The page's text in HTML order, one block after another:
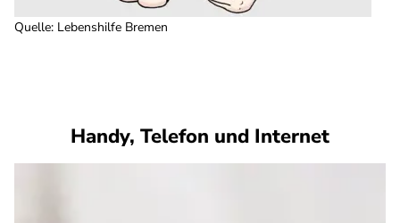
Quelle: Lebenshilfe Bremen
Handy, Telefon und Internet